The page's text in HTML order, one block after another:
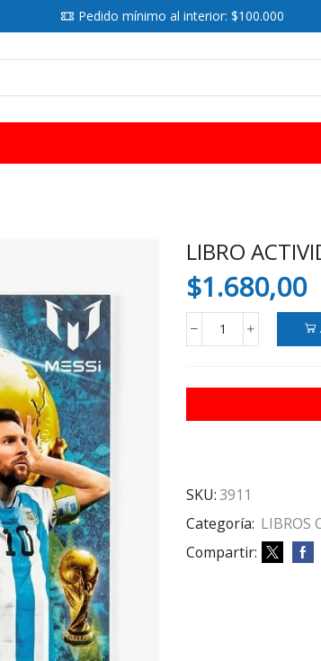
Pedido mínimo al interior: $100.000
LIBRO
$1.680,00
LIBRO
CM
PAG
SKU:3911
Categoría: LIBROS
Compartir: